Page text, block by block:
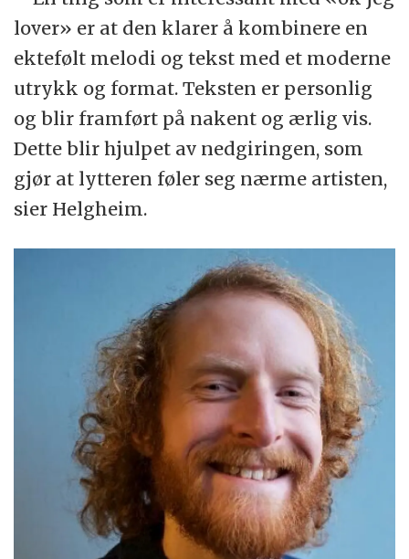
lover» er at den klarer å kombinere en
ektefølt melodi og tekst med et moderne
utrykk og format. Teksten er personlig
og blir framført på nakent og ærlig vis.
Dette blir hjulpet av nedgiringen, som
gjør at lytteren føler seg nærme artisten,
sier Helgheim.